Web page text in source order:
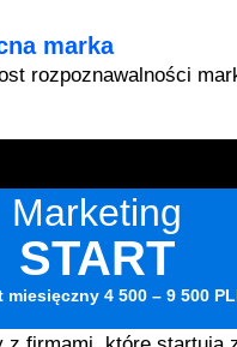
marka
rozpoznawalności
Marketing
START
miesięczny 4 500 – 9 500